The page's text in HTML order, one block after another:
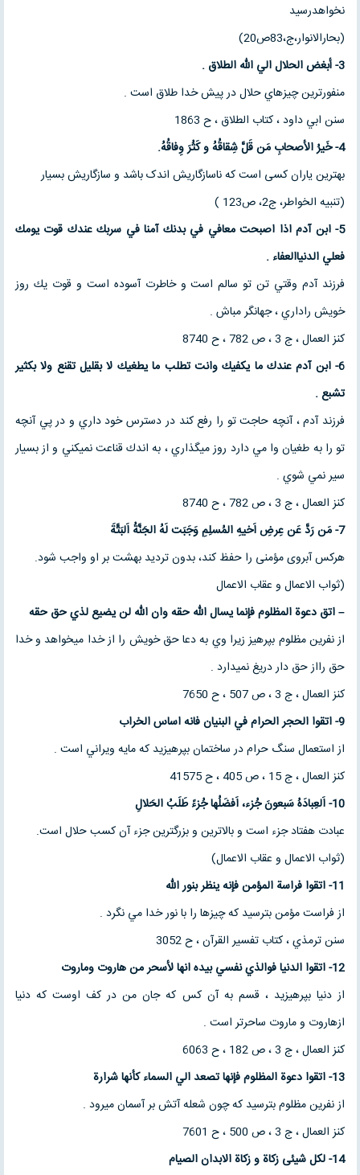
نخواهدرسید
(بحارالانوار،ج،83ص20)
3- أبغض الحلال الي الله الطلاق .
منفورترين چيزهاي حلال در پيش خدا طلاق است .
سنن ابي داود ، كتاب الطلاق ، ح 1863
4- خَیرُ الأصحابِ مَن قَلَّ شِقاقُهُ و کَثُرَوِفاقُهُ.
بهترین یاران کسی است که ناسازگاریش اندک باشد و سازگاریش بسیار
(تنبیه الخواطر، ج2، ص123 )
5- ابن آدم اذا اصبحت معافي في بدنك آمنا في سربك عندك قوت يومك
فعلي الدنياالعفاء.
فرزند آدم وقتي تن تو سالم است و خاطرت آسوده است و قوت يك روز
خويش راداري ، جهانگر مباش .
كنز العمال ، ج 3 ، ص 782 ، ح 8740
6- ابن آدم عندك ما يكفيك وانت تطلب ما يطغيك لا بقليل تقنع ولا بكثير
تشبع.
فرزند آدم ، آنچه حاجت تو را رفع كند در دسترس خود داري و در پي آنچه
تو را به طغيان وا مي دارد روز ميگذاري ، به اندك قناعت نميكني و از بسيار
سير نمي شوي .
كنز العمال ، ج 3 ، ص 782 ، ح 8740
7- مَن رَدَّ عَن عِرضِ اَخیهِ المُسلِمِ وَجَبَت لَهُالجَنَّةُ اَلبَتَّةَ
هرکس آبروی مؤمنی را حفظ کند، بدون تردید بهشت بر او واجب شود.
(ثواب الاعمال و عقاب الاعمال
–اتق دعوة المظلوم فإنما يسال الله حقه وان الله لن يضيعلذي حق حقه
از نفرين مظلوم بپرهيز زيرا وي به دعا حق خويش را از خدا ميخواهد و خدا
حق رااز حق دار دريغ نميدارد .
كنز العمال ، ج 3 ، ص 507 ، ح 7650
9- اتقوا الحجر الحرام في البنيان فانه اساس الخراب
از استعمال سنگ حرام در ساختمان بپرهيزيد كه مايه ويراني است .
كنز العمال ، ج 15 ، ص 405 ، ح 41575
10- اَلعِبادَهُ سَبعونَ جُزء، اَفضَلُها جُزءً طَلَبُالحَلالِ
عبادت هفتاد جزء است و بالاترین و بزرگترین جزء آن کسب حلال است.
(ثواب الاعمال و عقاب الاعمال)
11- اتقوا فراسة المؤمن فإنه ينظر بنور الله
از فراست مؤمن بترسيد كه چيزها را با نور خدا مي نگرد .
سنن ترمذي ، كتاب تفسير القرآن ، ح 3052
12- اتقوا الدنيا فوالذي نفسي بيده انها لأسحر من هاروت وماروت
از دنيا بپرهيزيد ، قسم به آن كس كه جان من در كف اوست كه دنيا
ازهاروت و ماروت ساحرتر است .
كنز العمال ، ج 3 ، ص 182 ، ح 6063
13- اتقوا دعوة المظلوم فإنها تصعد الي السماء كأنها شرارة
از نفرين مظلوم بترسيد كه چون شعله آتش بر آسمان ميرود .
كنز العمال ، ج 3 ، ص 500 ، ح 7601
14- لكل شیئى زكاة و زكاة الابدان الصیام